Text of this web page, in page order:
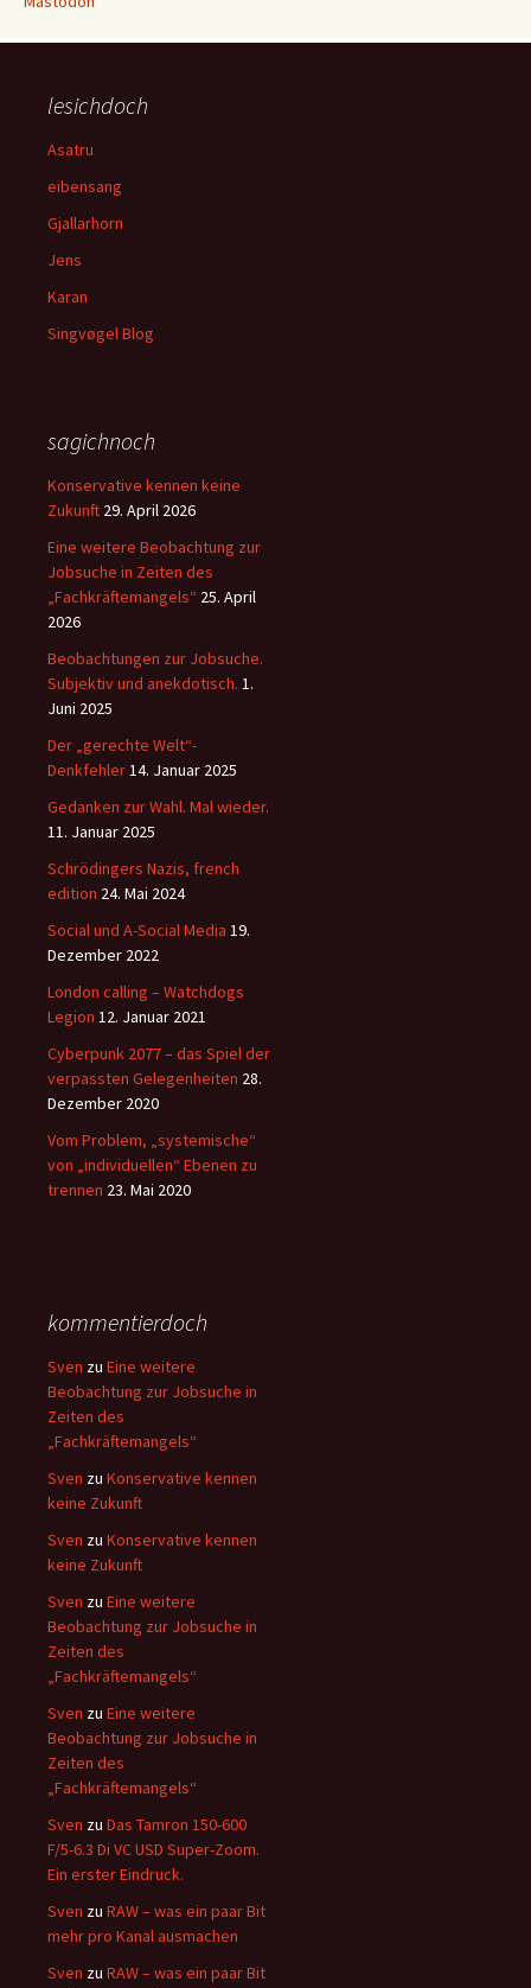
lesichdoch
Asatru
eibensang
Gjallarhorn
Jens
Karan
Singvøgel Blog
sagichnoch
Konservative kennen keine
Zukunft 29. April 2026
Eine weitere Beobachtung zur
Jobsuche in Zeiten des
„Fachkräftemangels“ 25. April
2026
Beobachtungen zur Jobsuche.
Subjektiv und anekdotisch. 1.
Juni 2025
Der „gerechte Welt“-
Denkfehler14. Januar 2025
Gedanken zur Wahl. Mal wieder.
11. Januar 2025
Schrödingers Nazis, french
edition 24. Mai 2024
Social und A-Social Media 19.
Dezember 2022
London calling – Watchdogs
Legion 12. Januar 2021
Cyberpunk 2077 – das Spiel der
verpassten Gelegenheiten 28.
Dezember 2020
Vom Problem, „systemische“
von „individuellen“ Ebenen zu
trennen 23. Mai 2020
kommentierdoch
Sven zu Eine weitere
Beobachtung zur Jobsuche in
Zeiten des
„Fachkräftemangels“
Sven zu Konservative kennen
keine Zukunft
Sven zu Konservative kennen
keine Zukunft
Sven zu Eine weitere
Beobachtung zur Jobsuche in
Zeiten des
„Fachkräftemangels“
Sven zu Eine weitere
Beobachtung zur Jobsuche in
Zeiten des
„Fachkräftemangels“
Sven zu Das Tamron 150-600
F/5-6.3 Di VC USD Super-Zoom.
Ein erster Eindruck.
Sven zu RAW – was ein paar Bit
mehr pro Kanal ausmachen
Sven zu RAW – was ein paar Bit